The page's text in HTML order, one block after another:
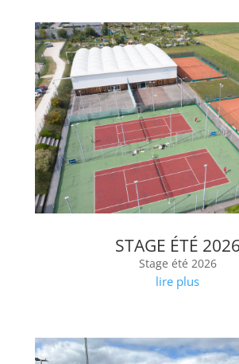
STAGE ÉTÉ 2026
Stage été 2026
lire plus